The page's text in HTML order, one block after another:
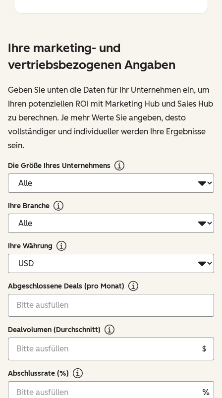
Ihre marketing- und
vertriebsbezogenen Angaben
Geben Sie unten die Daten für Ihr Unternehmen ein, um
Ihren potenziellen ROI mit Marketing Hub und Sales Hub
zu berechnen. Je mehr Werte Sie angeben, desto
vollständiger und individueller werden Ihre Ergebnisse
sein.
Die Größe Ihres Unternehmens
Ihre Branche
Ihre Währung
Abgeschlossene Deals (pro Monat)
Dealvolumen (Durchschnitt)
$
Abschlussrate (%)
%